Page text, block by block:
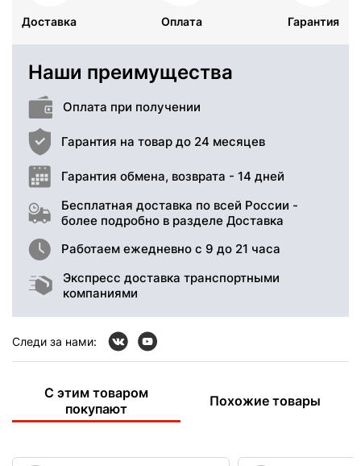
Доставка Оплата Гарантия
Наши преимущества
Оплата при получении
Гарантия на товар до 24 месяцев
Гарантия обмена, возврата - 14 дней
Бесплатная доставка по всей России -
более подробно в разделе Доставка
Работаем ежедневно с 9 до 21 часа
Экспресс доставка транспортными
компаниями
Следи за нами:
С этим товаром
покупают
Похожие товары